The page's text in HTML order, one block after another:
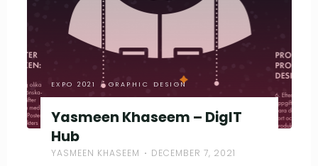
EXPO 2021 / GRAPHIC DESIGN
Yasmeen Khaseem – DigIT
Hub
YASMEEN KHASEEM DECEMBER 7, 2021